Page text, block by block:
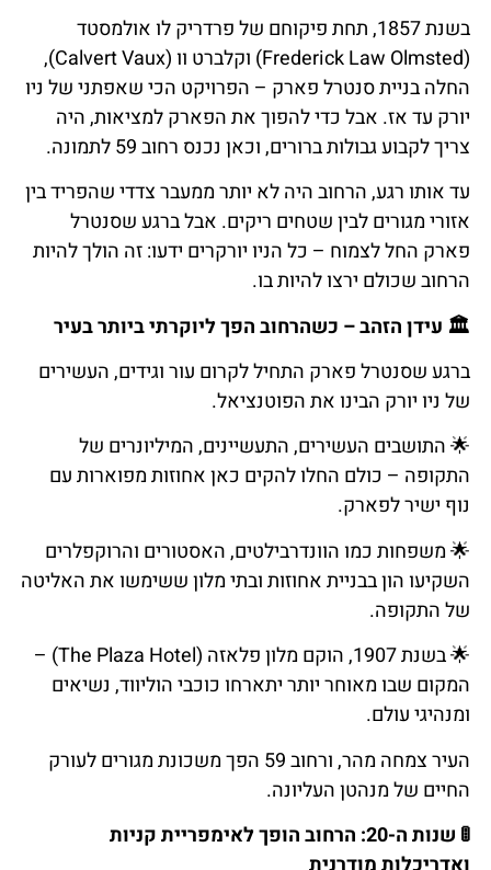
בשנת 1857, תחת פיקוחם של פרדריק לו אולמסטד
(Frederick Law Olmsted) וקלברט וו (Calvert Vaux),
החלה בניית סנטרל פארק – הפרויקט הכי שאפתני של ניו
יורק עד אז. אבל כדי להפוך את הפארק למציאות, היה
צריך לקבוע גבולות ברורים, וכאן נכנס רחוב 59 לתמונה.
עד אותו רגע, הרחוב היה לא יותר ממעבר צדדי שהפריד בין
אזורי מגורים לבין שטחים ריקים. אבל ברגע שסנטרל
פארק החל לצמוח – כל הניו יורקרים ידעו: זה הולך להיות
הרחוב שכולם ירצו להיות בו.
🏛️ עידןהזהב– כשהרחובהפךליוקרתיביותרבעיר
ברגע שסנטרל פארק התחיל לקרום עור וגידים, העשירים
של ניו יורק הבינו את הפוטנציאל.
🌟התושבים העשירים,התעשיינים,המיליונרים של
התקופה – כולם החלולהקים כאןאחוזותמפוארותעם
נוף ישירלפארק.
🌟משפחותכמוהוונדרבילטים,האסטורים והרוקפלרים
השקיעוהוןבבנייתאחוזותובתימלוןששימשואתהאליטה
שלהתקופה.
🌟בשנת1907, הוקם מלוןפלאזה
(The Plaza Hotel) –
המקום שבו מאוחר יותר יתארחו כוכבי הוליווד, נשיאים
ומנהיגי עולם.
העיר צמחה מהר, ורחוב 59 הפך משכונת מגורים לעורק
החיים של מנהטן העליונה.
🚦 שנותה-20: הרחובהופךלאימפרייתקניות